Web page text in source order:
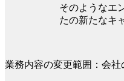
そのようなエ
たの新たなキ
業務内容の変更範囲：会